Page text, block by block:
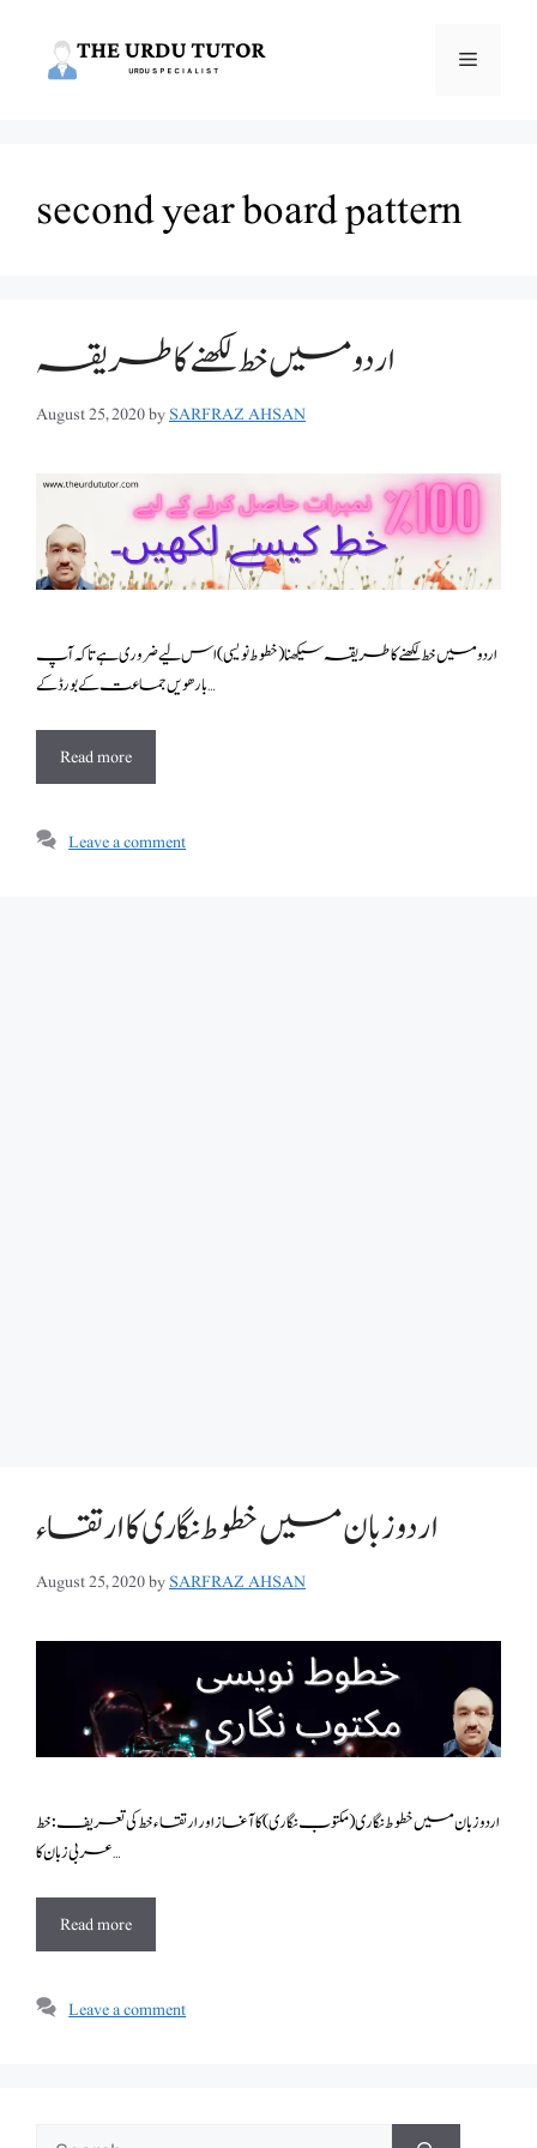
Menu
second year board pattern
اردو میں خط لکھنے کا طریقہ
August 25, 2020bySARFRAZ AHSAN
اردو میں خط لکھنے کا طریقہ سیکھنا(خطوط نویسی ) اس لیے ضروری ہے تاکہ آپ
بارھویں جماعت کے بورڈ کے …
Read more
Leave a comment
اردو زبان میں خطوط نگاری کا ارتقاء
August 25, 2020bySARFRAZ AHSAN
اردو زبان میں خطوط نگاری (مکتوب نگاری) کا آغاز اور ارتقاء خط کی تعریف: خط
عر بی زبان کا …
Read more
Leave a comment
Search